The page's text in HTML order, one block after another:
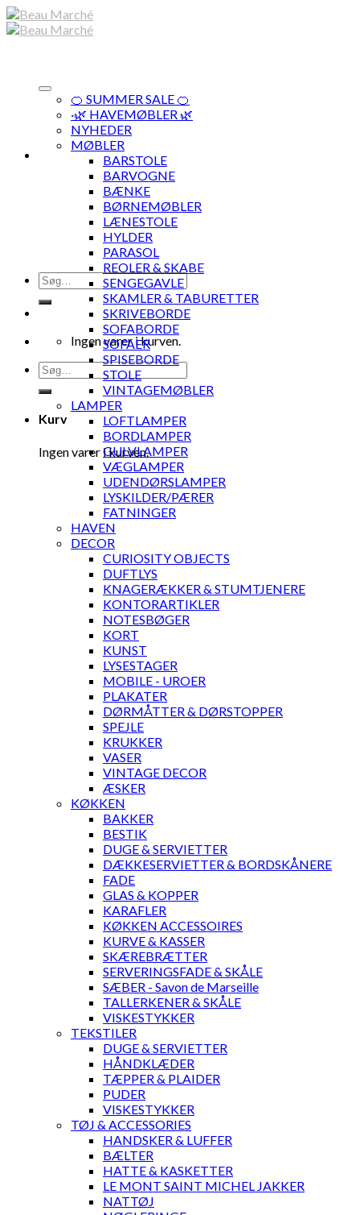
Skip
to
Søg
efter:
Ingen varer i kurven.
Søg
efter:
Kurv
Ingen varer i kurven.
🍊 SUMMER SALE 🍊
·🌿 HAVEMØBLER 🌿
NYHEDER
MØBLER
BARSTOLE
BARVOGNE
BÆNKE
BØRNEMØBLER
LÆNESTOLE
HYLDER
PARASOL
REOLER & SKABE
SENGEGAVLE
SKAMLER & TABURETTER
SKRIVEBORDE
SOFABORDE
SOFAER
SPISEBORDE
STOLE
VINTAGEMØBLER
LAMPER
LOFTLAMPER
BORDLAMPER
GULVLAMPER
VÆGLAMPER
UDENDØRSLAMPER
LYSKILDER/PÆRER
FATNINGER
HAVEN
DECOR
CURIOSITY OBJECTS
DUFTLYS
KNAGERÆKKER & STUMTJENERE
KONTORARTIKLER
NOTESBØGER
KORT
KUNST
LYSESTAGER
MOBILE - UROER
PLAKATER
DØRMÅTTER & DØRSTOPPER
SPEJLE
KRUKKER
VASER
VINTAGE DECOR
ÆSKER
KØKKEN
BAKKER
BESTIK
DUGE & SERVIETTER
DÆKKESERVIETTER & BORDSKÅNERE
FADE
GLAS & KOPPER
KARAFLER
KØKKEN ACCESSOIRES
KURVE & KASSER
SKÆREBRÆTTER
SERVERINGSFADE & SKÅLE
SÆBER - Savon de Marseille
TALLERKENER & SKÅLE
VISKESTYKKER
TEKSTILER
DUGE & SERVIETTER
HÅNDKLÆDER
TÆPPER & PLAIDER
PUDER
VISKESTYKKER
TØJ & ACCESSORIES
HANDSKER & LUFFER
BÆLTER
HATTE & KASKETTER
LE MONT SAINT MICHEL JAKKER
NATTØJ